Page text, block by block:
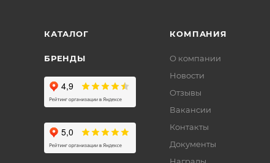
КАТАЛОГ
БРЕНДЫ
КОМПАНИЯ
О компании
Новости
Отзывы
Вакансии
Контакты
Документы